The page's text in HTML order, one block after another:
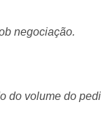
negociação.
do volume do